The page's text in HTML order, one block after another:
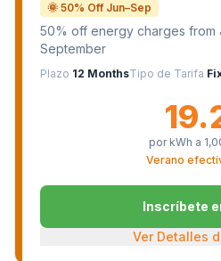
🌞 50% Off Jun–Sep
50% off energy charges from
September
Plazo 12 MonthsTipo de Tarifa
por kWh a
Verano
Inscríbete
Ver Detalles